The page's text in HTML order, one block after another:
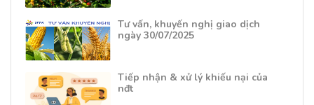
Tư vấn, khuyến nghị giao dịch
ngày 30/07/2025
Tiếp nhận & xử lý khiếu nại của
nđt